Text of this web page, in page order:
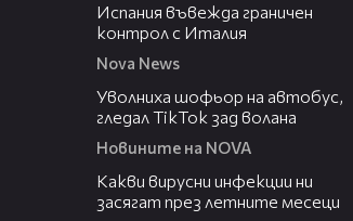
Испания въвежда граничен
контрол с Италия
Nova News
Уволниха шофьор на автобус,
гледал TikTok зад волана
Новините на NOVA
Какви вирусни инфекции ни
засягат през летните месеци